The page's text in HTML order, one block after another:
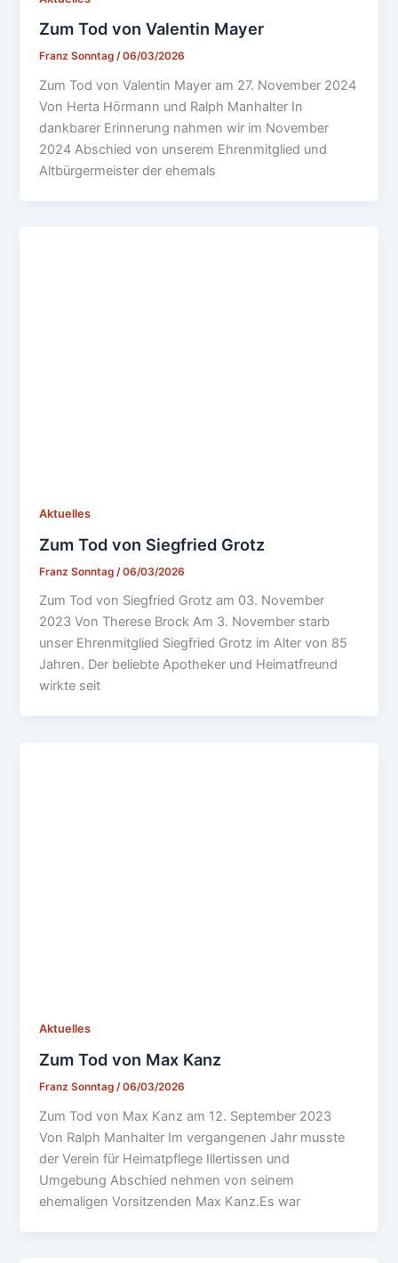
Zum Tod von Valentin Mayer
Franz Sonntag/06/03/2026
Zum Tod von Valentin Mayer am 27. November 2024
Von Herta Hörmann und Ralph Manhalter In
dankbarer Erinnerung nahmen wir im November
2024 Abschied von unserem Ehrenmitglied und
Altbürgermeister der ehemals
Aktuelles
Zum Tod von Siegfried Grotz
Franz Sonntag /06/03/2026
Zum Tod von Siegfried Grotz am 03. November
2023 Von Therese Brock Am 3. November starb
unser Ehrenmitglied Siegfried Grotz im Alter von 85
Jahren. Der beliebte Apotheker und Heimatfreund
wirkte seit
Aktuelles
Zum Tod von Max Kanz
Franz Sonntag/06/03/2026
Zum Tod von Max Kanz am 12. September 2023
Von Ralph Manhalter Im vergangenen Jahr musste
der Verein für Heimatpflege Illertissen und
Umgebung Abschied nehmen von seinem
ehemaligen Vorsitzenden Max Kanz.Es war